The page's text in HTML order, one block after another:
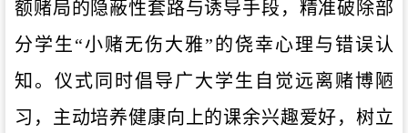
额赌局的隐蔽性套路与诱导手段，精准破除部
分学生“小赌无伤大雅”的侥幸心理与错误认
知。仪式同时倡导广大学生自觉远离赌博陋
习，主动培养健康向上的课余兴趣爱好，树立